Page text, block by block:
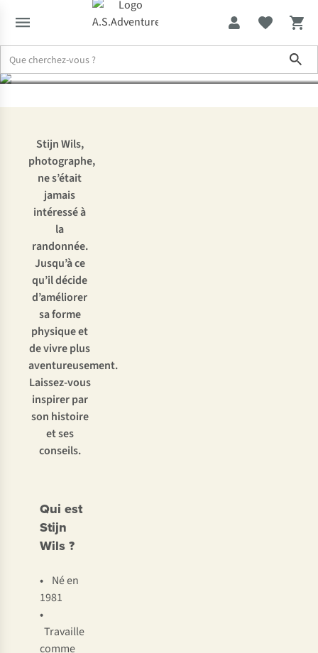
Stijn
Stijn Wils,
photographe,
ne s’était
jamais
intéressé à
la
randonnée.
Jusqu’à ce
qu’il décide
d’améliorer
sa forme
physique et
de vivre plus
aventureusement.
Laissez-vous
inspirer par
son histoire
et ses
conseils.
Qui est
Stijn
Wils ?
• Né en
1981
•
Travaille
comme